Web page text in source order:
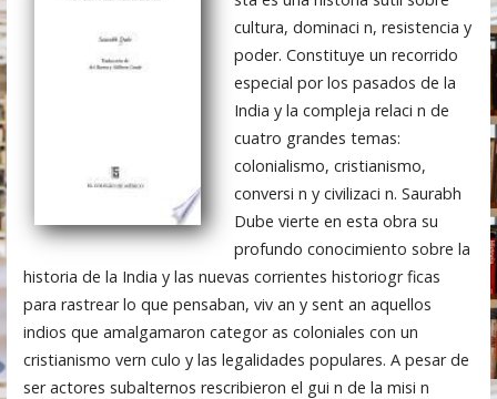
i
d
o
cultura, dominaci n, resistencia y
poder. Constituye un recorrido
especial por los pasados de la
India y la compleja relaci n de
cuatro grandes temas:
colonialismo, cristianismo,
conversi n y civilizaci n. Saurabh
Dube vierte en esta obra su
profundo conocimiento sobre la
historia de la India y las nuevas corrientes historiogr ficas
para rastrear lo que pensaban, viv an y sent an aquellos
indios que amalgamaron categor as coloniales con un
cristianismo vern culo y las legalidades populares. A pesar de
ser actores subalternos rescribieron el gui n de la misi n